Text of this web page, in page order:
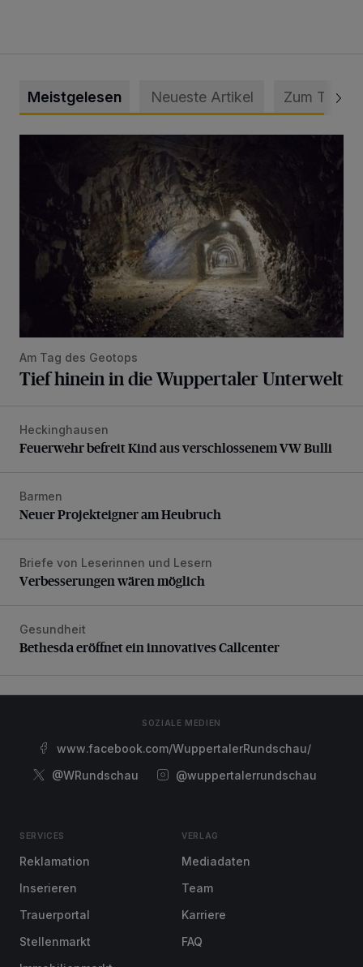
Meistgelesen Neueste Artikel Zum Thema
Am Tag des Geotops
Tief hinein in die Wuppertaler Unterwelt
Feuerwehr befreit Kind aus verschlossenem VW Bulli
Heckinghausen
Feuerwehr befreit Kind aus verschlossenem VW Bulli
Neuer Projekteigner am Heubruch
Barmen
Neuer Projekteigner am Heubruch
Verbesserungen wären möglich
Briefe von Leserinnen und Lesern
Verbesserungen wären möglich
Bethesda eröffnet ein innovatives Callcenter
Gesundheit
Bethesda eröffnet ein innovatives Callcenter
SOZIALE MEDIEN
www.facebook.com/WuppertalerRundschau/
@WRundschau
@wuppertalerrundschau
SERVICES
Reklamation
Inserieren
Trauerportal
Stellenmarkt
VERLAG
Mediadaten
Team
Karriere
FAQ